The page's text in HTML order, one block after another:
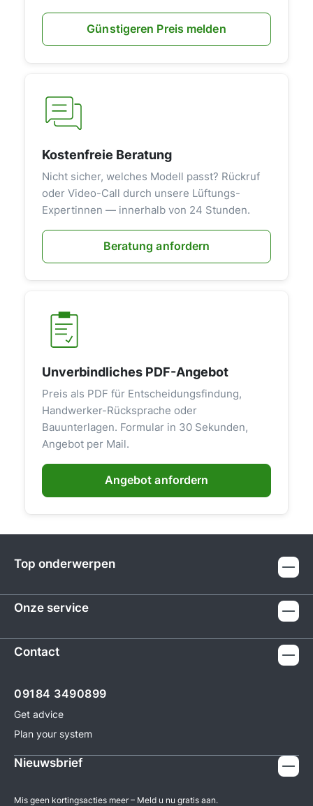
Günstigeren Preis melden
Kostenfreie Beratung
Nicht sicher, welches Modell passt? Rückruf
oder Video-Call durch unsere Lüftungs-
Expertinnen — innerhalb von 24 Stunden.
Beratung anfordern
Unverbindliches PDF-Angebot
Preis als PDF für Entscheidungsfindung,
Handwerker-Rücksprache oder
Bauunterlagen. Formular in 30 Sekunden,
Angebot per Mail.
Angebot anfordern
Top onderwerpen
Onze service
Contact
09184 3490899
Get advice
Plan your system
Nieuwsbrief
Mis geen kortingsacties meer – Meld u nu gratis aan.